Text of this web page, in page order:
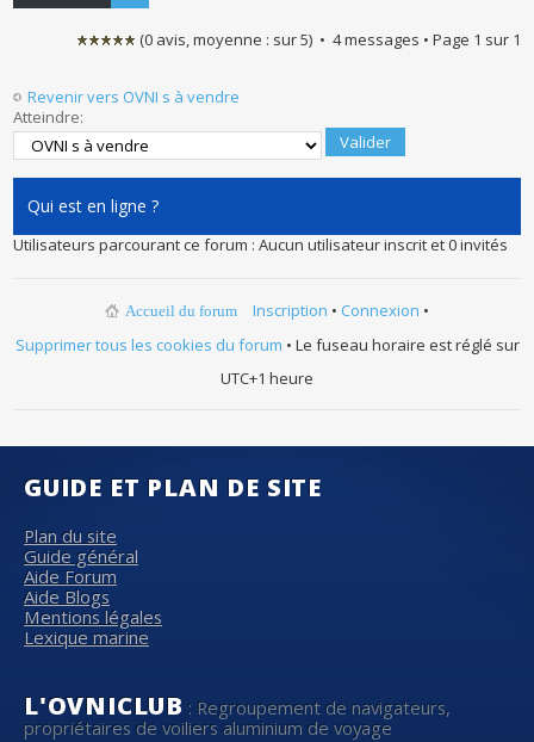
(0avis, moyenne : sur5) • 4 messages • Page 1 sur 1
Revenir vers OVNI s à vendre
Atteindre:
Qui est en ligne ?
Utilisateurs parcourant ce forum : Aucun utilisateur inscrit et 0 invités
Accueil du forum Inscription • Connexion •
Supprimer tous les cookies du forum • Le fuseau horaire est réglé sur
UTC+1 heure
GUIDE ET PLAN DE SITE
Plan du site
Guide général
Aide Forum
Aide Blogs
Mentions légales
Lexique marine
L'OVNICLUB : Regroupement de navigateurs,
propriétaires de voiliers aluminium de voyage